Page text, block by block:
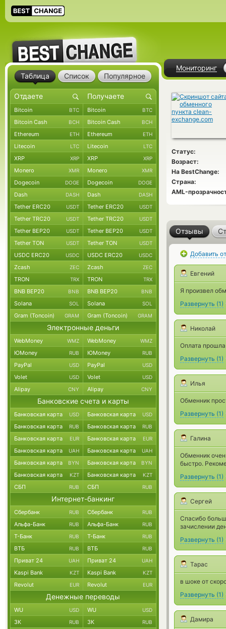
Мониторинг
Статус:
Возраст:
На BestChange:
Страна:
AML-
Отзывы
Добавить
Евгений
Я произвел
Развернуть (1)
Николай
Оплата
Развернуть (1)
Илья
Обменник
Развернуть (1)
Галина
Обменник
быстро.
Развернуть (1)
Сергей
Спасибо
зачислении
Развернуть (1)
Тарас
в шоке от
Развернуть (1)
Дамира
Таблица Список Популярное
Bitcoin BTC Bitcoin BTC
Bitcoin Cash BCH Bitcoin Cash BCH
Ethereum ETH Ethereum ETH
Litecoin LTC Litecoin LTC
XRP XRP XRP XRP
Monero XMR Monero XMR
Dogecoin DOGE Dogecoin DOGE
Dash DASH Dash DASH
Tether ERC20 USDT Tether ERC20 USDT
Tether TRC20 USDT Tether TRC20 USDT
Tether BEP20 USDT Tether BEP20 USDT
Tether TON USDT Tether TON USDT
USDC ERC20 USDC USDC ERC20 USDC
Zcash ZEC Zcash ZEC
TRON TRX TRON TRX
BNB BEP20 BNB BNB BEP20 BNB
Solana SOL Solana SOL
Gram (Toncoin) GRAM Gram (Toncoin) GRAM
Электронные деньги
WebMoney WMZ WebMoney WMZ
ЮMoney RUB ЮMoney RUB
PayPal USD PayPal USD
Volet USD Volet USD
Alipay CNY Alipay CNY
Банковские счета и карты
Банковская карта USD Банковская карта USD
Банковская карта RUB Банковская карта RUB
Банковская карта EUR Банковская карта EUR
Банковская карта UAH Банковская карта UAH
Банковская карта BYN Банковская карта BYN
Банковская карта KZT Банковская карта KZT
СБП RUB СБП RUB
Интернет-банкинг
Сбербанк RUB Сбербанк RUB
Альфа-Банк RUB Альфа-Банк RUB
Т-Банк RUB Т-Банк RUB
ВТБ RUB ВТБ RUB
Приват 24 UAH Приват 24 UAH
Kaspi Bank KZT Kaspi Bank KZT
Revolut EUR Revolut EUR
Денежные переводы
WU USD WU USD
ЗК RUB ЗК RUB